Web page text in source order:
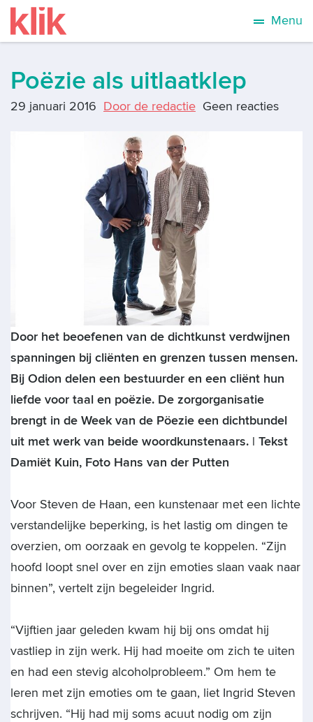
Menu
Poëzie als uitlaatklep
29 januari 2016 Door de redactie Geen reacties
Door het beoefenen van de dichtkunst verdwijnen
spanningen bij cliënten en grenzen tussen mensen.
Bij Odion delen een bestuurder en een cliënt hun
liefde voor taal en poëzie. De zorgorganisatie
brengt in de Week van de Pöezie een dichtbundel
uit met werk van beide woordkunstenaars. | Tekst
Damiët Kuin, Foto Hans van der Putten
Voor Steven de Haan, een kunstenaar met een lichte
verstandelijke beperking, is het lastig om dingen te
overzien, om oorzaak en gevolg te koppelen. “Zijn
hoofd loopt snel over en zijn emoties slaan vaak naar
binnen”, vertelt zijn begeleider Ingrid.
“Vijftien jaar geleden kwam hij bij ons omdat hij
vastliep in zijn werk. Hij had moeite om zich te uiten
en had een stevig alcoholprobleem.” Om hem te
leren met zijn emoties om te gaan, liet Ingrid Steven
schrijven. “Hij had mij soms acuut nodig om zijn